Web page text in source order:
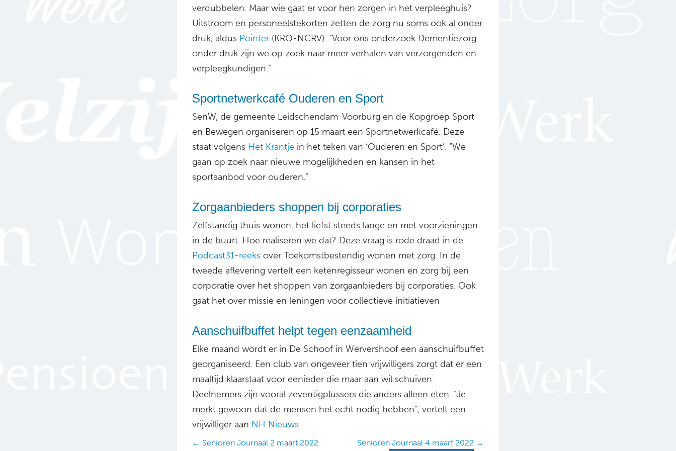
verdubbelen. Maar wie gaat er voor hen zorgen in het verpleeghuis?
Uitstroom en personeelstekorten zetten de zorg nu soms ook al onder
druk, aldus Pointer (KRO-NCRV). “Voor ons onderzoek Dementiezorg
onder druk zijn we op zoek naar meer verhalen van verzorgenden en
verpleegkundigen.”
Sportnetwerkcafé Ouderen en Sport
SenW, de gemeente Leidschendam-Voorburg en de Kopgroep Sport
en Bewegen organiseren op 15 maart een Sportnetwerkcafé. Deze
staat volgens Het Krantje in het teken van ‘Ouderen en Sport’. “We
gaan op zoek naar nieuwe mogelijkheden en kansen in het
sportaanbod voor ouderen.”
Zorgaanbieders shoppen bij corporaties
Zelfstandig thuis wonen, het liefst steeds lange en met voorzieningen
in de buurt. Hoe realiseren we dat? Deze vraag is rode draad in de
Podcast31-reeks over Toekomstbestendig wonen met zorg. In de
tweede aflevering vertelt een ketenregisseur wonen en zorg bij een
corporatie over het shoppen van zorgaanbieders bij corporaties. Ook
gaat het over missie en leningen voor collectieve initiatieven
Aanschuifbuffet helpt tegen eenzaamheid
Elke maand wordt er in De Schoof in Wervershoof een aanschuifbuffet
georganiseerd. Een club van ongeveer tien vrijwilligers zorgt dat er een
maaltijd klaarstaat voor eenieder die maar aan wil schuiven.
Deelnemers zijn vooral zeventigplussers die anders alleen eten. “Je
merkt gewoon dat de mensen het echt nodig hebben”, vertelt een
vrijwilliger aan NH Nieuws.
Posts
← Senioren Journaal 2 maart 2022
Senioren Journaal 4 maart 2022 →